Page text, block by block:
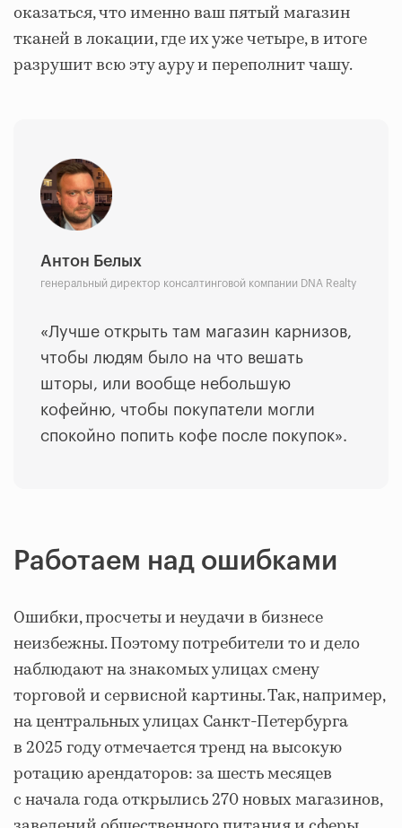
оказаться, что именно ваш пятый магазин
тканей в локации, где их уже четыре, в итоге
разрушит всю эту ауру и переполнит чашу.
Антон Белых
генеральный директор консалтинговой компании DNA Realty
«Лучше открыть там магазин карнизов,
чтобы людям было на что вешать
шторы, или вообще небольшую
кофейню, чтобы покупатели могли
спокойно попить кофе после покупок».
Работаем над ошибками
Ошибки, просчеты и неудачи в бизнесе
неизбежны. Поэтому потребители то и дело
наблюдают на знакомых улицах смену
торговой и сервисной картины. Так, например,
на центральных улицах Санкт-Петербурга
в 2025 году отмечается тренд на высокую
ротацию арендаторов: за шесть месяцев
с начала года открылись 270 новых магазинов,